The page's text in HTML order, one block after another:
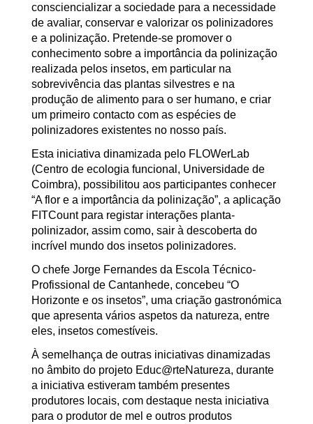
consciencializar a sociedade para a necessidade
de avaliar, conservar e valorizar os polinizadores
e a polinização. Pretende-se promover o
conhecimento sobre a importância da polinização
realizada pelos insetos, em particular na
sobrevivência das plantas silvestres e na
produção de alimento para o ser humano, e criar
um primeiro contacto com as espécies de
polinizadores existentes no nosso país.
Esta iniciativa dinamizada pelo FLOWerLab
(Centro de ecologia funcional, Universidade de
Coimbra), possibilitou aos participantes conhecer
“A flor e a importância da polinização”, a aplicação
FITCount para registar interações planta-
polinizador, assim como, sair à descoberta do
incrível mundo dos insetos polinizadores.
O chefe Jorge Fernandes da Escola Técnico-
Profissional de Cantanhede, concebeu “O
Horizonte e os insetos”, uma criação gastronómica
que apresenta vários aspetos da natureza, entre
eles, insetos comestíveis.
À semelhança de outras iniciativas dinamizadas
no âmbito do projeto Educ@rteNatureza, durante
a iniciativa estiveram também presentes
produtores locais, com destaque nesta iniciativa
para o produtor de mel e outros produtos